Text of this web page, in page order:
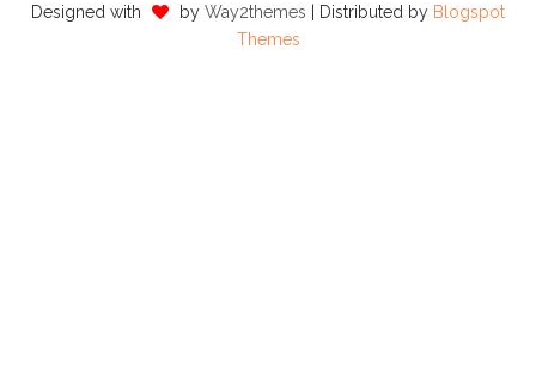
Designed with by Way2themes | Distributed by Blogspot
Themes